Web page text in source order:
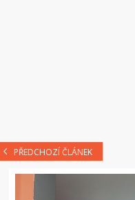
PŘEDCHOZÍ ČLÁNEK